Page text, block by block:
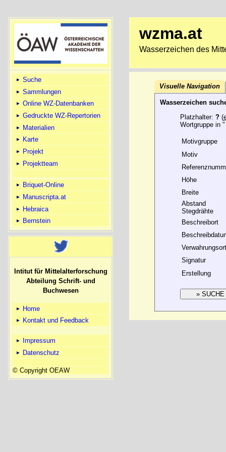
Suche
Sammlungen
Online WZ-Datenbanken
Gedruckte WZ-Repertorien
Materialien
Karte
Projekt
Projektteam
Briquet-Online
Manuscripta.at
Hebraica
Bernstein
Intitut für Mittelalterforschung
Abteilung Schrift- und
Buchwesen
Home
Kontakt und Feedback
Impressum
Datenschutz
© Copyright OEAW
wzma.at
Wasserzeichen des
Visuelle Navigation
Wasserzeichen
Platzhalter: ?(
Wortgruppe in
Motivgruppe
Motiv
Höhe
Breite
Abstand
Stegdrähte
Beschreibort
Verwahrungsort
Signatur
Erstellung